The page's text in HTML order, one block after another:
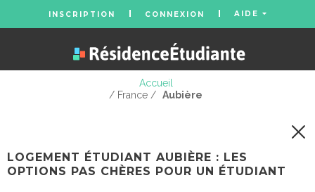
INSCRIPTION CONNEXION AIDE
Accueil
/ France / Aubière
LOGEMENT ÉTUDIANT AUBIÈRE : LES
OPTIONS PAS CHÈRES POUR UN ÉTUDIANT